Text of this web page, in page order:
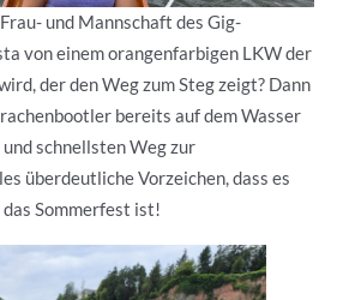
und Mannschaft des Gig-
von einem orangenfarbigen LKW der
der den Weg zum Steg zeigt? Dann
bereits auf dem Wasser
schnellsten Weg zur
überdeutliche Vorzeichen, dass es
Sommerfest ist!